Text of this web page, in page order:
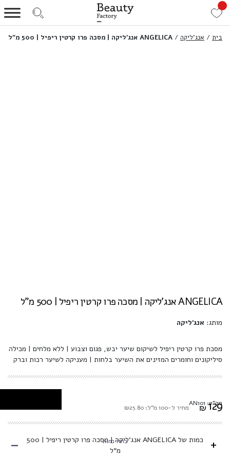
בית / אנג'ליקה / ANGELICA אנג’ליקה | מסכה פרו קרטין ריפיל | 500 מ”ל
ANGELICA אנג'ליקה | מסכה פרו קרטין ריפיל | 500 מ"ל
מותג: אנג'ליקה
מסכת פרו קרטין ריפיל לשיקום שיער יבש, פגום וצבוע | ללא מלחים | מכילה
סיליקונים וחומרים המזינים את השיער בלחות | מעניקה לשיער רכות וברק
מק"ט: AN101₪129 מחיר ל-100 מ"ל: ₪25.80
+
כמות של ANGELICA אנג'ליקה | מסכה פרו קרטין ריפיל | 500
מ"ל
בחרו כמות -